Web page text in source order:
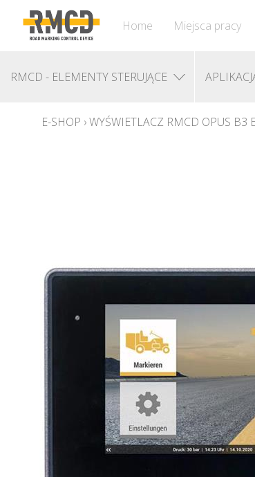
Home Miejsca pracy
RMCD - ELEMENTY STERUJĄCE
E-SHOP ›WYŚWIETLACZ RMCD OPUS B3